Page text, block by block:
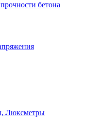
бетона
Люксметры